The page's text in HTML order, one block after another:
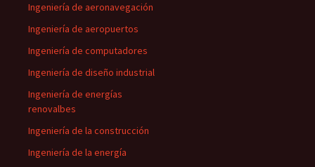
Ingeniería de aeronavegación
Ingeniería de aeropuertos
Ingeniería de computadores
Ingeniería de diseño industrial
Ingeniería de energías
renovalbes
Ingeniería de la construcción
Ingeniería de la energía